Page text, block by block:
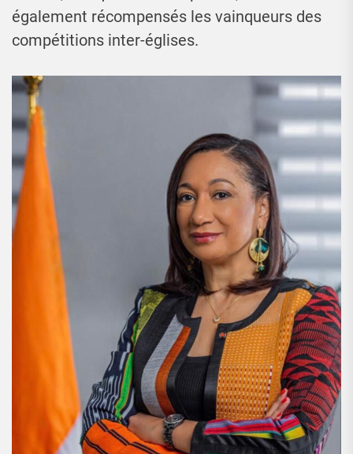
également récompensés les vainqueurs des
compétitions inter-églises.